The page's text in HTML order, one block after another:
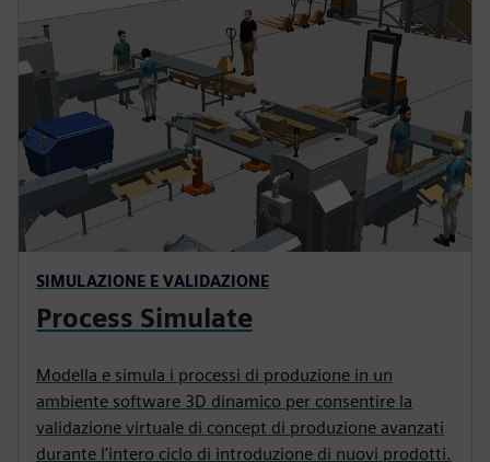
SIMULAZIONE E VALIDAZIONE
Process Simulate
Modella e simula i processi di produzione in un
ambiente software 3D dinamico per consentire la
validazione virtuale di concept di produzione avanzati
durante l'intero ciclo di introduzione di nuovi prodotti.